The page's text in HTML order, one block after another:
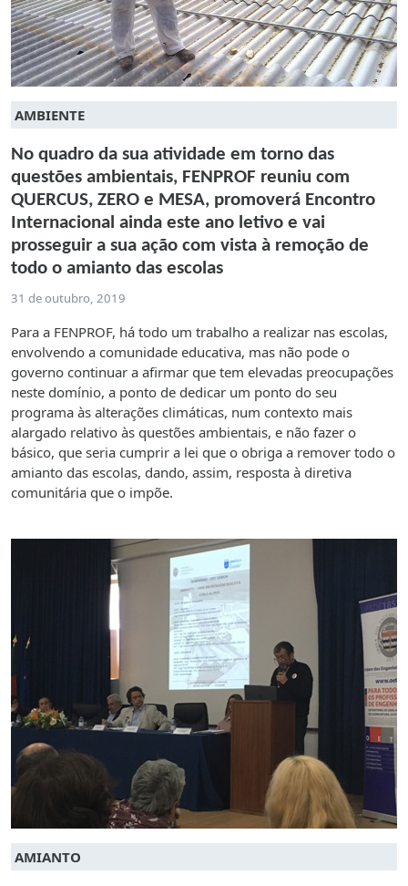
AMBIENTE
No quadro da sua atividade em torno das
questões ambientais, FENPROF reuniu com
QUERCUS, ZERO e MESA, promoverá Encontro
Internacional ainda este ano letivo e vai
prosseguir a sua ação com vista à remoção de
todo o amianto das escolas
31 de outubro, 2019
Para a FENPROF, há todo um trabalho a realizar nas escolas,
envolvendo a comunidade educativa, mas não pode o
governo continuar a afirmar que tem elevadas preocupações
neste domínio, a ponto de dedicar um ponto do seu
programa às alterações climáticas, num contexto mais
alargado relativo às questões ambientais, e não fazer o
básico, que seria cumprir a lei que o obriga a remover todo o
amianto das escolas, dando, assim, resposta à diretiva
comunitária que o impõe.
AMIANTO